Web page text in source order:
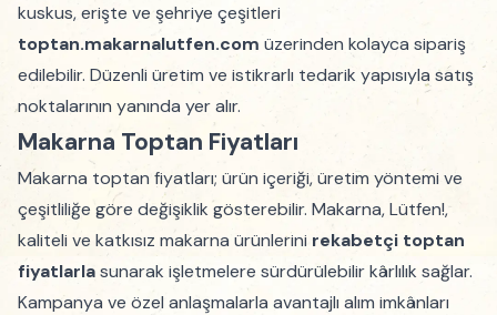
kuskus, erişte ve şehriye çeşitleri
toptan.makarnalutfen.com üzerinden kolayca sipariş
edilebilir. Düzenli üretim ve istikrarlı tedarik yapısıyla satış
noktalarının yanında yer alır.
Makarna Toptan Fiyatları
Makarna toptan fiyatları; ürün içeriği, üretim yöntemi ve
çeşitliliğe göre değişiklik gösterebilir. Makarna, Lütfen!,
kaliteli ve katkısız makarna ürünlerini rekabetçi toptan
fiyatlarlasunarak işletmelere sürdürülebilir kârlılık sağlar.
Kampanya ve özel anlaşmalarla avantajlı alım imkânları